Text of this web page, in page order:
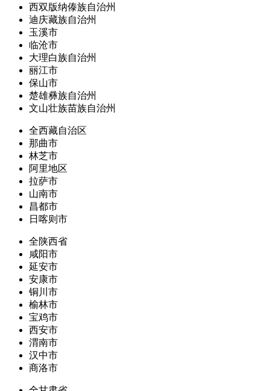
西双版纳傣族自治州
迪庆藏族自治州
玉溪市
临沧市
大理白族自治州
丽江市
保山市
楚雄彝族自治州
文山壮族苗族自治州
全西藏自治区
那曲市
林芝市
阿里地区
拉萨市
山南市
昌都市
日喀则市
全陕西省
咸阳市
延安市
安康市
铜川市
榆林市
宝鸡市
西安市
渭南市
汉中市
商洛市